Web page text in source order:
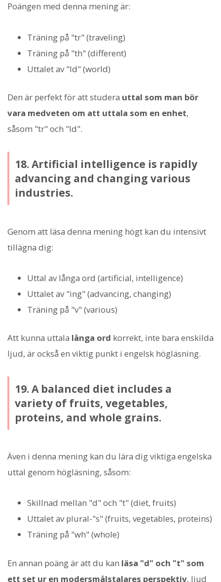
Poängen med denna mening är:
Träning på "tr" (traveling)
Träning på "th" (different)
Uttalet av "ld" (world)
Den är perfekt för att studera uttal som man bör
vara medveten om att uttala som en enhet,
såsom "tr" och "ld".
18. Artificial intelligence is rapidly
advancing and changing various
industries.
Genom att läsa denna mening högt kan du intensivt
tillägna dig:
Uttal av långa ord (artificial, intelligence)
Uttalet av "ing" (advancing, changing)
Träning på "v" (various)
Att kunna uttala långa ord korrekt, inte bara enskilda
ljud, är också en viktig punkt i engelsk högläsning.
19. A balanced diet includes a
variety of fruits, vegetables,
proteins, and whole grains.
Även i denna mening kan du lära dig viktiga engelska
uttal genom högläsning, såsom:
Skillnad mellan "d" och "t" (diet, fruits)
Uttalet av plural-"s" (fruits, vegetables, proteins)
Träning på "wh" (whole)
En annan poäng är att du kan läsa "d" och "t" som
ett set ur en modersmålstalares perspektiv, ljud